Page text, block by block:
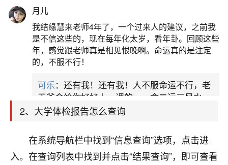
报告分三部分看基础检查：主要借助医生触诊或听
诊器等简单仪器进行检查，涵盖身高、体重、血
压、脉搏、内科、外科、五官科、口腔科等项目。
这些基础数据能反映身体的基本状况，例如血压异
常可能提示心血管方面的问题，身高体重结合可判
断身体质量指数（BMI）是否在正常范围。检
2、大学体检报告怎么查询
在系统导航栏中找到“信息查询”选项，点击进
入。在查询列表中找到并点击“结果查询”，即可查看
月儿
我结缘慧来老师4年了，一个过来人的建议，之前我
是不信这些的，现在每年化太岁，看年卦。回顾这些
年，感觉跟老师真是相见恨晚啊。命运真的是注定
的，不服不行！
可乐：还有我！还有我！人不服命运不行，老
天爷会给你好好上一课的。一命二运三风水，
哪样不服都不行！
卦，认识老师3年了，都是缘分啊！
17分钟前 来自湖北 19